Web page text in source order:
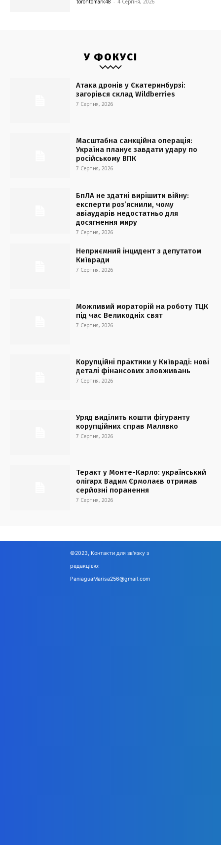
torontomark48 - 4 Серпня, 2026
У ФОКУСІ
Атака дронів у Єкатеринбурзі:
загорівся склад Wildberries
7 Серпня, 2026
Масштабна санкційна операція:
Україна планує завдати удару по
російському ВПК
7 Серпня, 2026
БпЛА не здатні вирішити війну:
експерти роз’яснили, чому
авіаударів недостатньо для
досягнення миру
7 Серпня, 2026
Неприємний інцидент з депутатом
Київради
7 Серпня, 2026
Можливий мораторій на роботу ТЦК
під час Великодніх свят
7 Серпня, 2026
Корупційні практики у Київраді: нові
деталі фінансових зловживань
7 Серпня, 2026
Уряд виділить кошти фігуранту
корупційних справ Малявко
7 Серпня, 2026
Теракт у Монте-Карло: український
олігарх Вадим Єрмолаєв отримав
серйозні поранення
7 Серпня, 2026
©2023, Контакти для зв'язку з
редакцією:
PaniaguaMarisa256@gmail.com